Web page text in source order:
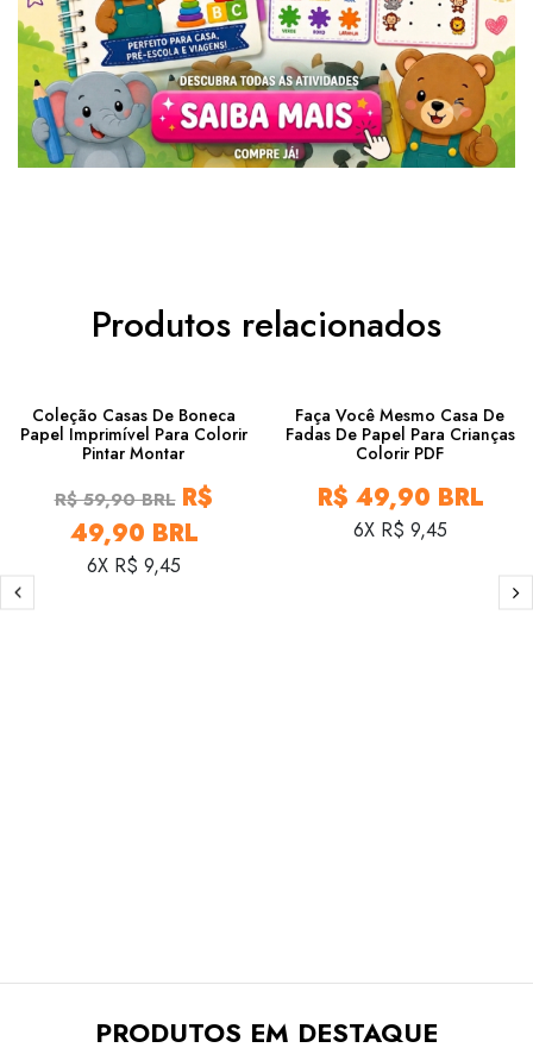
Produtos relacionados
16%
Coleção Casas De Boneca
Papel Imprimível Para Colorir
Pintar Montar
R$ 59,90 BRL R$
49,90 BRL
6X R$ 9,45
Faça Você Mesmo Casa De
Fadas De Papel Para Crianças
Colorir PDF
R$ 49,90 BRL
6X R$ 9,45
PRODUTOS EM DESTAQUE